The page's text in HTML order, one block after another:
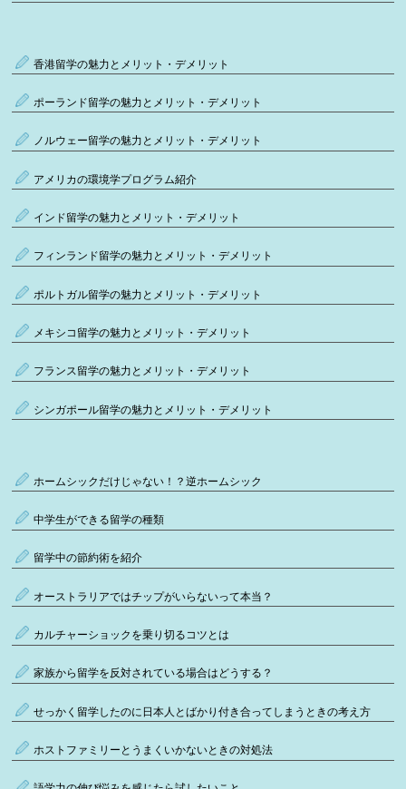
香港留学の魅力とメリット・デメリット
ポーランド留学の魅力とメリット・デメリット
ノルウェー留学の魅力とメリット・デメリット
アメリカの環境学プログラム紹介
インド留学の魅力とメリット・デメリット
フィンランド留学の魅力とメリット・デメリット
ポルトガル留学の魅力とメリット・デメリット
メキシコ留学の魅力とメリット・デメリット
フランス留学の魅力とメリット・デメリット
シンガポール留学の魅力とメリット・デメリット
ホームシックだけじゃない！？逆ホームシック
中学生ができる留学の種類
留学中の節約術を紹介
オーストラリアではチップがいらないって本当？
カルチャーショックを乗り切るコツとは
家族から留学を反対されている場合はどうする？
せっかく留学したのに日本人とばかり付き合ってしまうときの考え方
ホストファミリーとうまくいかないときの対処法